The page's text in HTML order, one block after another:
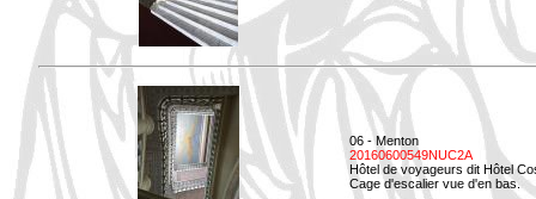
06 - Menton
20160600549NUC2A
Hôtel de voyageurs dit Hôtel
Cage d'escalier vue d'en bas.